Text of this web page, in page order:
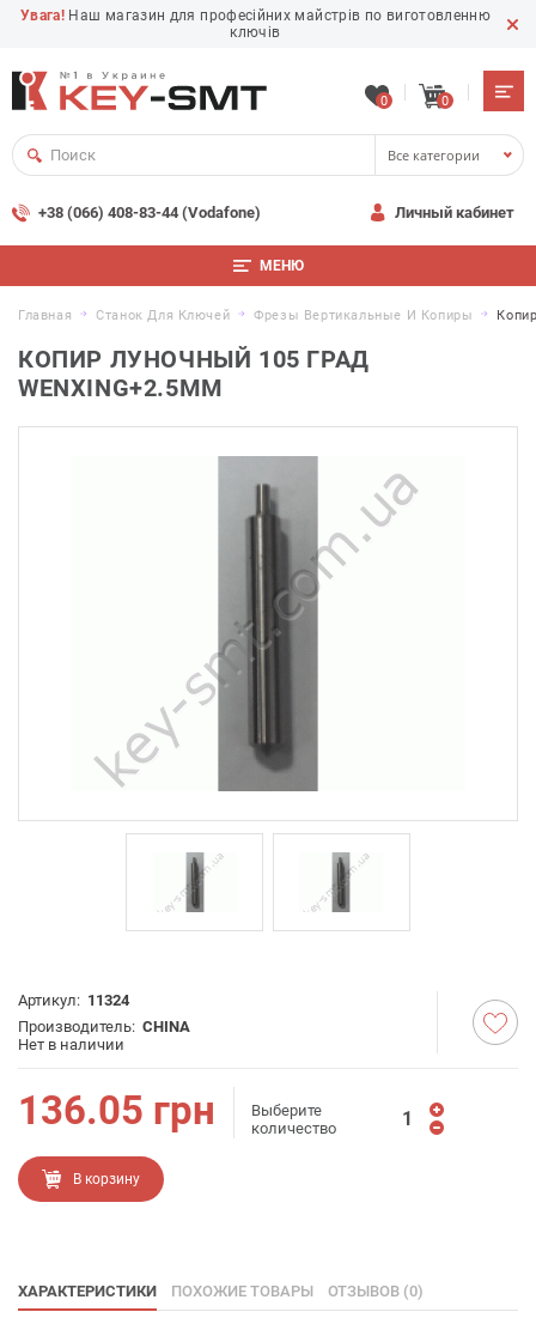
Увага! Наш магазин для професійних майстрів по виготовленню
ключів
0 0
Все категории
+38 (066) 408-83-44 (Vodafone) Личный кабинет
МЕНЮ
Главная Станок Для Ключей Фрезы Вертикальные И Копиры
КОПИР ЛУНОЧНЫЙ 105 ГРАД
WENXING+2.5MM
Артикул: 11324
Производитель: CHINA
Нет в наличии
136.05 грн
Выберите
количество
В корзину
ХАРАКТЕРИСТИКИ ПОХОЖИЕ ТОВАРЫ ОТЗЫВОВ (0)